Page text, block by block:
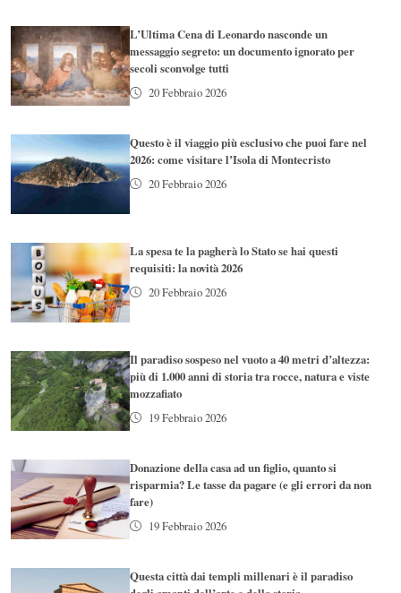
L’Ultima Cena di Leonardo nasconde un
messaggio segreto: un documento ignorato per
secoli sconvolge tutti
20 Febbraio 2026
Questo è il viaggio più esclusivo che puoi fare nel
2026: come visitare l’Isola di Montecristo
20 Febbraio 2026
La spesa te la pagherà lo Stato se hai questi
requisiti: la novità 2026
20 Febbraio 2026
Il paradiso sospeso nel vuoto a 40 metri d’altezza:
più di 1.000 anni di storia tra rocce, natura e viste
mozzafiato
19 Febbraio 2026
Donazione della casa ad un figlio, quanto si
risparmia? Le tasse da pagare (e gli errori da non
fare)
19 Febbraio 2026
Questa città dai templi millenari è il paradiso